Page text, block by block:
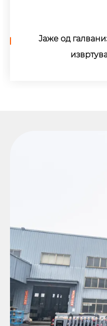
Стегач за